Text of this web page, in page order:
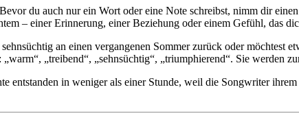
du auch nur ein Wort oder eine Note schreibst, nimm dir
– einer Erinnerung, einer Beziehung oder einem Gefühl, das
an einen vergangenen Sommer zurück oder möchtest
„treibend“, „sehnsüchtig“, „triumphierend“. Sie werden
entstanden in weniger als einer Stunde, weil die Songwriter